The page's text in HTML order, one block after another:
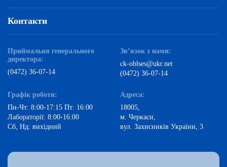
Контакти
Приймальня генерального
директора:
(0472) 36-07-14
Зв’язок з нами:
ck-oblses@ukr.net
(0472) 36-07-14
Графік роботи:
Пн-Чт: 8:00-17:15 Пт: 16:00
Лабораторії: 8:00-16:00
Сб, Нд: вихідний
Адреса:
18005,
м. Черкаси,
вул. Захисників України, 3